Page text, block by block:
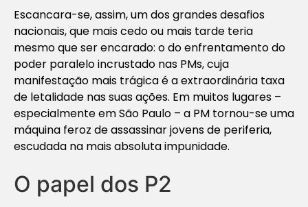
Escancara-se, assim, um dos grandes desafios
nacionais, que mais cedo ou mais tarde teria
mesmo que ser encarado: o do enfrentamento do
poder paralelo incrustado nas PMs, cuja
manifestação mais trágica é a extraordinária taxa
de letalidade nas suas ações. Em muitos lugares –
especialmente em São Paulo – a PM tornou-se uma
máquina feroz de assassinar jovens de periferia,
escudada na mais absoluta impunidade.
O papel dos P2